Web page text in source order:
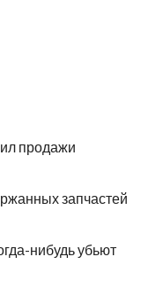
продажи
запчастей
нибудь убьют